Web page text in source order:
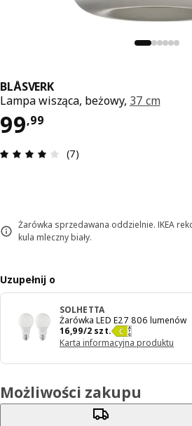
BLÅSVERK
Lampa wisząca, beżowy, 37 cm
99,99
Cena 99,99
Opinia: 3.9 na 5
(7)
Żarówka sprzedawana oddzielnie. IKEA
kula mleczny biały.
Uzupełnij o
SOLHETTA
Żarówka LED E27 806 lumenów
16,99/2 szt.
Cena 16,99/2 szt.
Karta informacyjna produktu
Możliwości zakupu